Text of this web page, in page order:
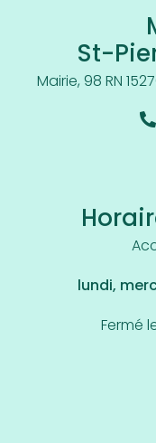
St-
Mairie, 98 RN 15
lundi,
Fermé